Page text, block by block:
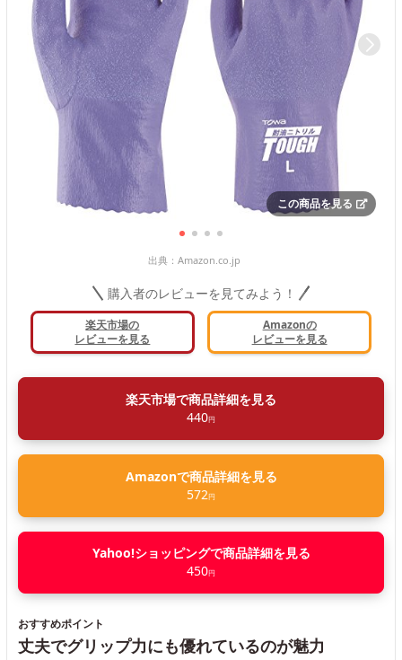
この商品を見る
出典： Amazon.co.jp
購入者のレビューを見てみよう！
楽天市場の
レビューを見る
Amazonの
レビューを見る
楽天市場で商品詳細を見る
440円
Amazonで商品詳細を見る
572円
Yahoo!ショッピングで商品詳細を見る
450円
おすすめポイント
丈夫でグリップ力にも優れているのが魅力